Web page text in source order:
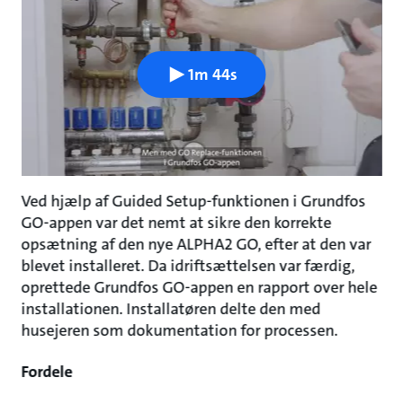
1m 44s
Ved hjælp af Guided Setup-funktionen i Grundfos
GO-appen var det nemt at sikre den korrekte
opsætning af den nye ALPHA2 GO, efter at den var
blevet installeret. Da idriftsættelsen var færdig,
oprettede Grundfos GO-appen en rapport over hele
installationen. Installatøren delte den med
husejeren som dokumentation for processen.
Fordele